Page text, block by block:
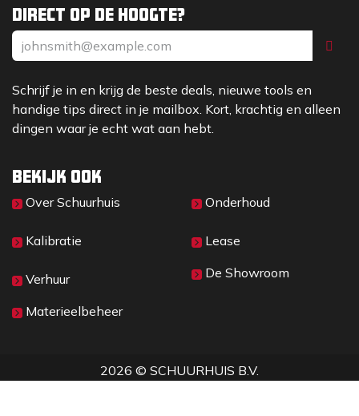
Direct op de hoogte?
Schrijf je in en krijg de beste deals, nieuwe tools en
handige tips direct in je mailbox. Kort, krachtig en alleen
dingen waar je echt wat aan hebt.
Bekijk ook
Over Sc​huurhuis
Kalibratie
Verhuur
Materieelbeheer
Onderhoud
Lease
De Showroom
2026 © SCHUURHUIS B.V.